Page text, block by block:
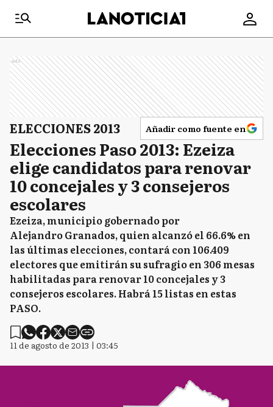
Ads
ELECCIONES 2013 Añadir como fuente en
Elecciones Paso 2013: Ezeiza
elige candidatos para renovar
10 concejales y 3 consejeros
escolares
Ezeiza, municipio gobernado por
Alejandro Granados, quien alcanzó el 66.6% en
las últimas elecciones, contará con 106.409
electores que emitirán su sufragio en 306 mesas
habilitadas para renovar 10 concejales y 3
consejeros escolares. Habrá 15 listas en estas
PASO.
11 de agosto de 2013 | 03:45